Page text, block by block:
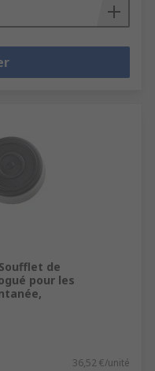
de
pour les
36,52 €/unité